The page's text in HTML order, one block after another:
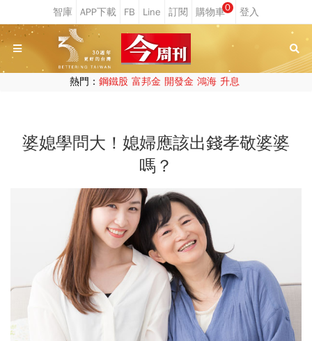
0
熱門： 鋼鐵股 富邦金 開發金 鴻海 升息
婆媳學問大！媳婦應該出錢孝敬婆婆
嗎？